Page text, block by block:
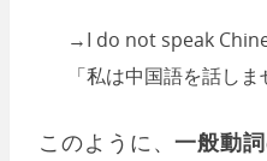
→I do not speak
「私は中国語を話しま
このように、一般動